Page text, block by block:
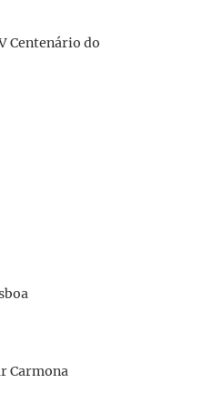
Centenário do
Carmona